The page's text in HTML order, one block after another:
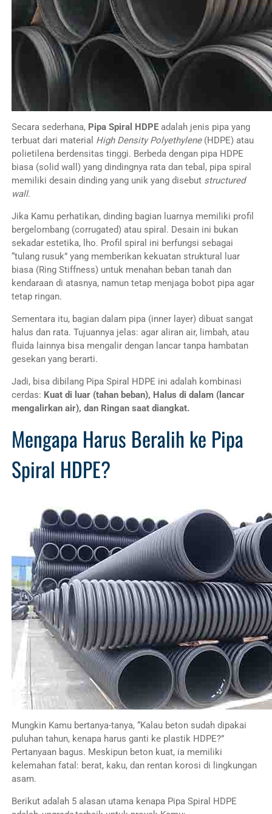
Secara sederhana, Pipa Spiral HDPEadalah jenis pipa yang
terbuat dari material High Density Polyethylene(HDPE) atau
polietilena berdensitas tinggi. Berbeda dengan pipa HDPE
biasa (solid wall) yang dindingnya rata dan tebal, pipa spiral
memiliki desain dinding yang unik yang disebut structured
wall.
Jika Kamu perhatikan, dinding bagian luarnya memiliki profil
bergelombang (corrugated) atau spiral. Desain ini bukan
sekadar estetika, lho. Profil spiral ini berfungsi sebagai
“tulang rusuk” yang memberikan kekuatan struktural luar
biasa (Ring Stiffness) untuk menahan beban tanah dan
kendaraan di atasnya, namun tetap menjaga bobot pipa agar
tetap ringan.
Sementara itu, bagian dalam pipa (inner layer) dibuat sangat
halus dan rata. Tujuannya jelas: agar aliran air, limbah, atau
fluida lainnya bisa mengalir dengan lancar tanpa hambatan
gesekan yang berarti.
Jadi, bisa dibilang Pipa Spiral HDPE ini adalah kombinasi
cerdas: Kuat di luar (tahan beban), Halus di dalam (lancar
mengalirkan air), dan Ringan saat diangkat.
Mengapa Harus Beralih ke Pipa
Spiral HDPE?
Mungkin Kamu bertanya-tanya, “Kalau beton sudah dipakai
puluhan tahun, kenapa harus ganti ke plastik HDPE?”
Pertanyaan bagus. Meskipun beton kuat, ia memiliki
kelemahan fatal: berat, kaku, dan rentan korosi di lingkungan
asam.
Berikut adalah 5 alasan utama kenapa Pipa Spiral HDPE